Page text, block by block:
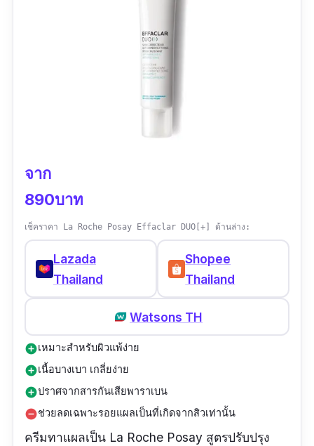
จาก
890บาท
เช็คราคา La Roche Posay Effaclar DUO[+] ด้านล่าง:
Lazada
Thailand
Shopee
Thailand
Watsons TH
add_circleเหมาะสำหรับผิวแพ้ง่าย
add_circleเนื้อบางเบา เกลี่ยง่าย
add_circleปราศจากสารกันเสียพาราเบน
remove_circleช่วยลดเฉพาะรอยแผลเป็นที่เกิดจากสิวเท่านั้น
ครีมทาแผลเป็น La Roche Posay สูตรปรับปรุง